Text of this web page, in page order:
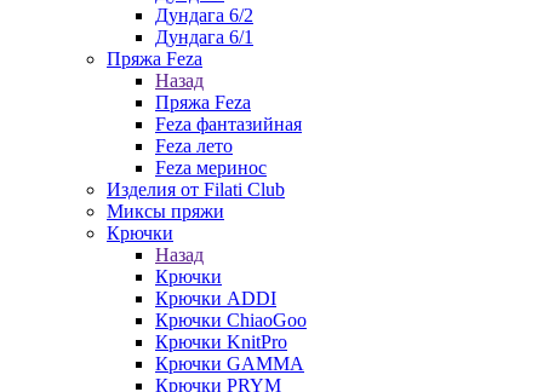
Дундага 6/2
Дундага 6/1
Пряжа Feza
Назад
Пряжа Feza
Feza фантазийная
Feza лето
Feza меринос
Изделия от Filati Club
Миксы пряжи
Крючки
Назад
Крючки
Крючки ADDI
Крючки ChiaoGoo
Крючки KnitPro
Крючки GAMMA
Крючки PRYM